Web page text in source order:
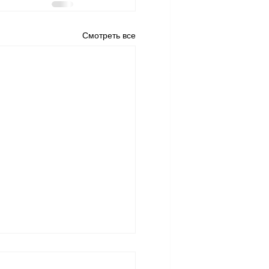
Смотреть все